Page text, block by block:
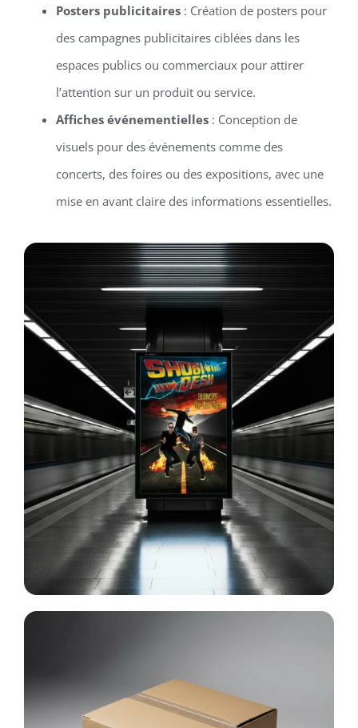
Posters publicitaires: Création de posters pour
des campagnes publicitaires ciblées dans les
espaces publics ou commerciaux pour attirer
l’attention sur un produit ou service.
Affiches événementielles: Conception de
visuels pour des événements comme des
concerts, des foires ou des expositions, avec une
mise en avant claire des informations essentielles.